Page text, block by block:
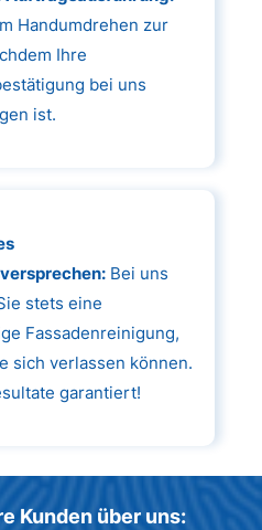
Handumdrehen zur
Ihre
bei uns
ist.
Bei uns
stets eine
Fassadenreinigung,
sich verlassen können.
garantiert!
Kunden über uns: